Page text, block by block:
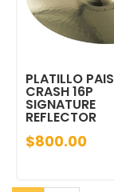
PLATILLO
CRASH 16P
SIGNATURE
REFLECTOR
$800.00